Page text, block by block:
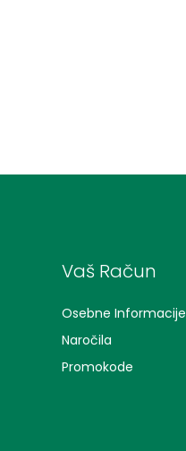
Vaš Račun
Osebne Informacije
Naročila
Promokode